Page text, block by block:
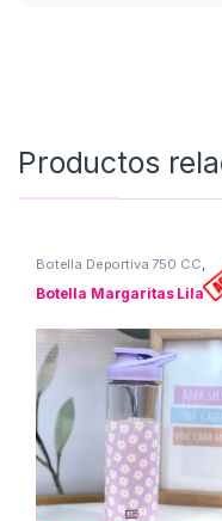
Productos
Botella Deportiva 750 CC
Botella Margaritas Lila